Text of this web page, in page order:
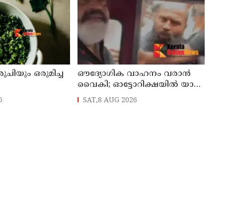
ഒരുമിച്ച
ഔദ്യോഗിക വാഹനം വരാന്‍
വൈകി; ഓട്ടോറിക്ഷയില്‍ യാത്ര
ചെയ്ത് കേന്ദ്രമന്ത്രി സുരേഷ്
ഗോപി
SAT,8 AUG 2026